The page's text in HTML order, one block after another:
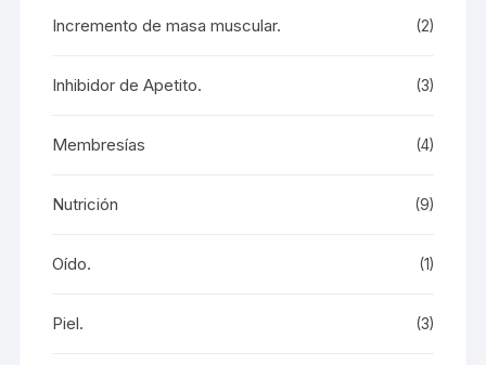
Incremento de masa muscular. (2)
Inhibidor de Apetito. (3)
Membresías (4)
Nutrición (9)
Oído. (1)
Piel. (3)